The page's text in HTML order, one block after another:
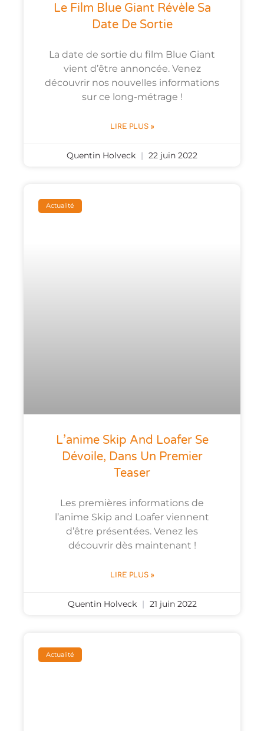
Le Film Blue Giant Révèle Sa
Date De Sortie
La date de sortie du film Blue Giant
vient d’être annoncée. Venez
découvrir nos nouvelles informations
sur ce long-métrage !
LIRE PLUS »
Quentin Holveck 22 juin 2022
Actualité
L’anime Skip And Loafer Se
Dévoile, Dans Un Premier
Teaser
Les premières informations de
l’anime Skip and Loafer viennent
d’être présentées. Venez les
découvrir dès maintenant !
LIRE PLUS »
Quentin Holveck 21 juin 2022
Actualité